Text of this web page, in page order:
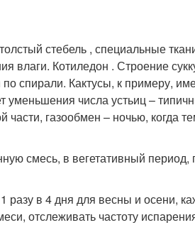
стебель , специальные
влаги. Котиледон . Строение
спирали. Кактусы, к примеру,
уменьшения числа устьиц –
части, газообмен – ночью, когда
смесь, в вегетативный период,
разу в 4 дня для весны и осени,
отслеживать частоту